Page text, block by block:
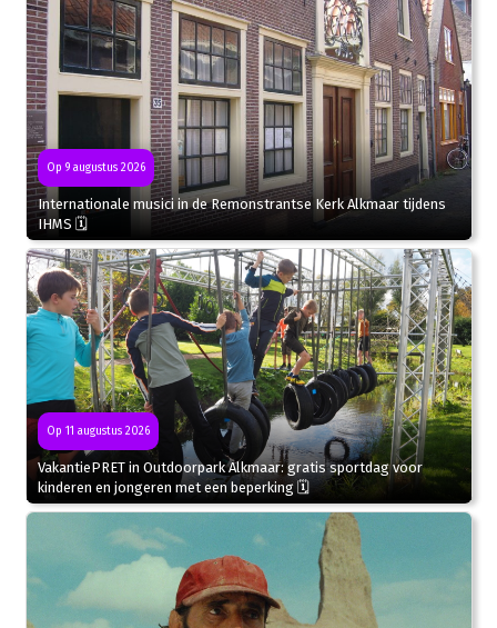
Op 9 augustus 2026
Internationale musici in de Remonstrantse Kerk Alkmaar tijdens
IHMS 🗓
Op 11 augustus 2026
VakantiePRET in Outdoorpark Alkmaar: gratis sportdag voor
kinderen en jongeren met een beperking 🗓